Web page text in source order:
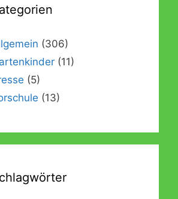
Das Konzept
Vorschulkinder
(306)
(11)
(5)
(13)